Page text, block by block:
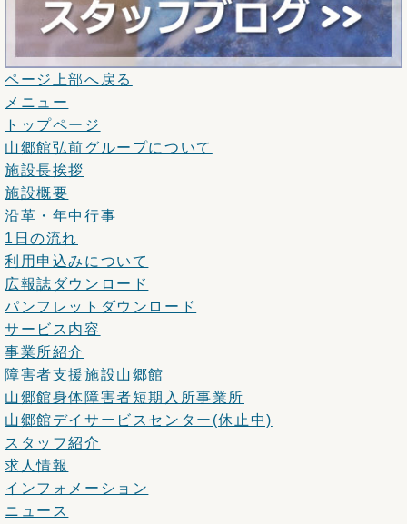
ページ上部へ戻る
メニュー
トップページ
山郷館弘前グループについて
施設長挨拶
施設概要
沿革・年中行事
1日の流れ
利用申込みについて
広報誌ダウンロード
パンフレットダウンロード
サービス内容
事業所紹介
障害者支援施設山郷館
山郷館身体障害者短期入所事業所
山郷館デイサービスセンター(休止中)
スタッフ紹介
求人情報
インフォメーション
ニュース